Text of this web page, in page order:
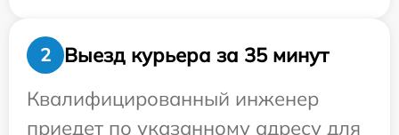
2
Выезд курьера за 35 минут
Квалифицированный инженер
приедет по указанному адресу для